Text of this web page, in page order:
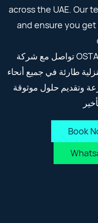
across the UAE. Our
and ensure you
تواصل مع شركة OSTA Services للحصول على دعم
طارئة في جميع أنحاء
وتقديم حلول موثوقة